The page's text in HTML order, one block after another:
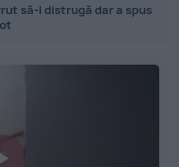
să-l distrugă dar a spus